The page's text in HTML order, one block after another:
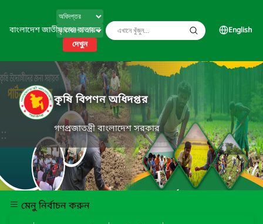
বাংলাদেশ জাতীয় তথ্য বাতায়ন
দেখুন
English
কৃষি বিপণন অধিদপ্তর
গণপ্রজাতন্ত্রী বাংলাদেশ সরকার
মেনু নির্বাচন করুন